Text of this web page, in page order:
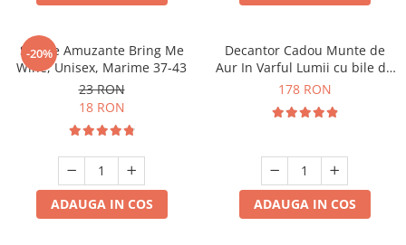
-20%
Sosete Amuzante Bring Me
Wine, Unisex, Marime 37-43
23 RON
18 RON
ADAUGA IN COS
Decantor Cadou Munte de
Aur In Varful Lumii cu bile de
curatare
178 RON
ADAUGA IN COS